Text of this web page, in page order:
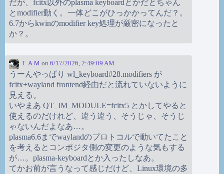
だが、fcitx以外のplasma keyboardとかだとちゃん
とmodifier動く。一体どこがひっかかってんだ？。
6.7からkwinのmodifier key処理が厳密になったと
か？。
ＴＡＭ on 6/17/2026, 2:49:09 AM
うーんやっぱり wl_keyboard#28.modifiers が
fcitx+wayland frontend経由だと流れていないように
見える。
いやまあ QT_IM_MODULE=fcitx5 とかしてやると
使えるのだけれど、違う違う、そうじゃ、そうじ
ゃないんだよなあ…。
plasma6.6までwaylandのプロトコルで動いてたこと
を考えるとコンポジタ側の変更のような気もする
が…。plasma-keyboardとか入ったしなあ。
てかお前が言うなって感じだけど、Linux環境の多